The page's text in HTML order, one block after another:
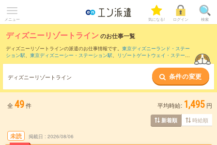
メニュー 気になる! ログイン 検索
ディズニーリゾートライン のお仕事一覧
ディズニーリゾートラインの派遣のお仕事情報です。 東京ディズニーランド・ステー
ション駅、 東京ディズニーシー・ステーション駅、
リゾートゲートウェイ・ステーシ
などのお仕事を取り揃えています。さらに、短期
・単発などの期間や、 職種未経験OK などのこだわり条件で絞り込んでいただけます。
ディズニーリゾートライン 条件の変更
全 49件 平均時給: 1,495 円
新着順 時給順
未読 掲載日 2026/08/06